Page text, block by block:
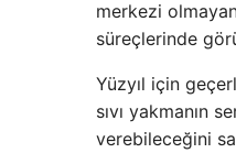
merkezi
süreçlerinde
Yüzyıl için
sıvı yakmanın
verebileceğini